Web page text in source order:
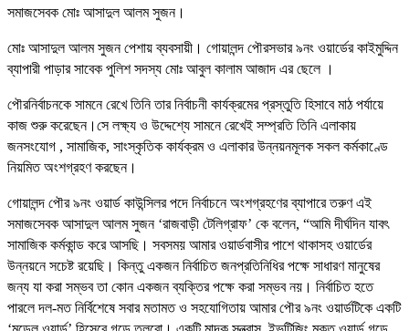
সমাজসেবক মোঃ আসাদুল আলম সুজন।
মোঃ আসাদুল আলম সুজন পেশায় ব্যবসায়ী। গোয়ালন্দ পৌরসভার ৯নং ওয়ার্ডের কাইমুদ্দিন
ব্যাপারী পাড়ার সাবেক পুলিশ সদস্য মোঃ আবুল কালাম আজাদ এর ছেলে ।
পৌরনির্বাচনকে সামনে রেখে তিনি তার নির্বাচনী কার্যক্রমের প্রস্তুতি হিসাবে মাঠ পর্যায়ে
কাজ শুরু করেছেন।সে লক্ষ্য ও উদ্দেশ্যে সামনে রেখেই সম্প্রতি তিনি এলাকায়
জনসংযোগ , সামাজিক, সাংস্কৃতিক কার্যক্রম ও এলাকার উন্নয়নমূলক সকল কর্মকাণ্ডে
নিয়মিত অংশগ্রহণ করছেন।
গোয়ালন্দ পৌর ৯নং ওয়ার্ড কাউন্সিলর পদে নির্বাচনে অংশগ্রহণের ব্যাপারে তরুণ এই
সমাজসেবক আসাদুল আলম সুজন ‘রাজবাড়ী টেলিগ্রাফ’ কে বলেন, “আমি দীর্ঘদিন যাবৎ
সামাজিক কর্মকান্ড করে আসছি। সবসময় আমার ওয়ার্ডবাসীর পাশে থাকাসহ ওয়ার্ডের
উন্নয়নে সচেষ্ট রয়েছি। কিন্তু একজন নির্বাচিত জনপ্রতিনিধির পক্ষে সাধারণ মানুষের
জন্য যা করা সম্ভব তা কোন একজন ব্যক্তির পক্ষে করা সম্ভব নয়। নির্বাচিত হতে
পারলে দল-মত নির্বিশেষে সবার মতামত ও সহযোগিতায় আমার পৌর ৯নং ওয়ার্ডটিকে একটি